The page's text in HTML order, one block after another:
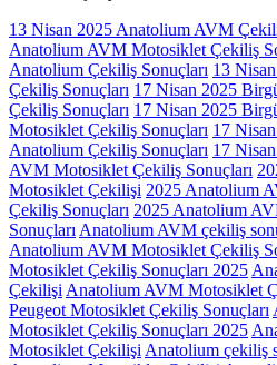
13 Nisan 2025 Anatolium AVM
Anatolium AVM Motosiklet Çekiliş
Anatolium Çekiliş Sonuçları 13
Çekiliş Sonuçları 17 Nisan 2025
Çekiliş Sonuçları 17 Nisan 2025
Motosiklet Çekiliş Sonuçları 17
Anatolium Çekiliş Sonuçları 17
AVM Motosiklet Çekiliş Sonuçları
Motosiklet Çekilişi 2025 Anatolium
Çekiliş Sonuçları 2025 Anatolium
Sonuçları Anatolium AVM çekiliş
Anatolium AVM Motosiklet Çekiliş
Motosiklet Çekiliş Sonuçları 2025
Çekilişi Anatolium AVM Motosiklet
Peugeot Motosiklet Çekiliş Sonuçları
Motosiklet Çekiliş Sonuçları 2025
Motosiklet Çekilişi Anatolium çekiliş